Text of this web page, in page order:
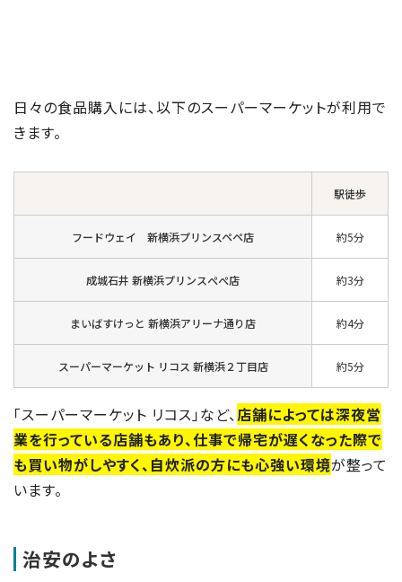
日々の食品購入には、以下のスーパーマーケットが利用で
きます。
駅徒歩
フードウェイ 新横浜プリンスペペ店 約5分
成城石井 新横浜プリンスぺぺ店 約3分
まいばすけっと 新横浜アリーナ通り店 約4分
スーパーマーケット リコス 新横浜２丁目店 約5分
「スーパーマーケット リコス」など、店舗によっては深夜営
業を行っている店舗もあり、仕事で帰宅が遅くなった際で
も買い物がしやすく、自炊派の方にも心強い環境が整って
います。
治安のよさ